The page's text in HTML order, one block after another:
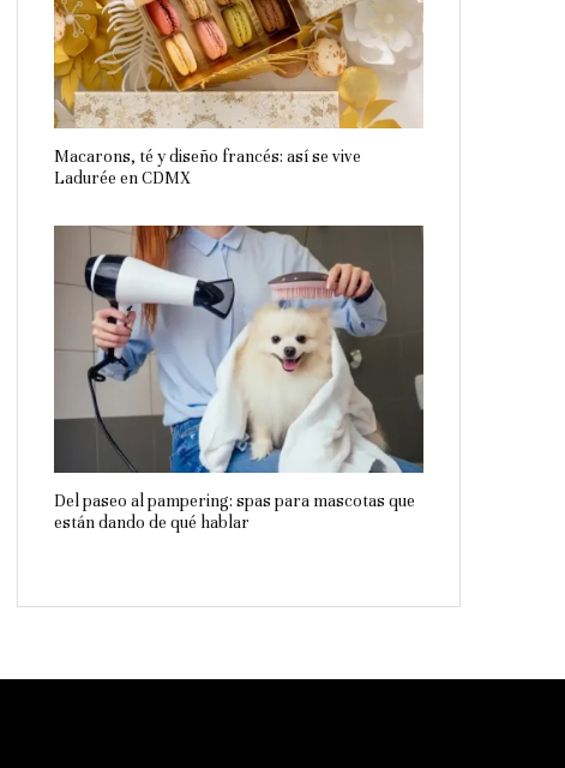
Macarons, té y diseño francés: así se vive
Ladurée en CDMX
Del paseo al pampering: spas para mascotas que
están dando de qué hablar